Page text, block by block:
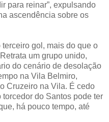
para reinar”, expulsando
ascendência sobre os
gol, mais do que o
um grupo unido,
do cenário de desolação
na Vila Belmiro,
Cruzeiro na Vila. É cedo
do Santos pode ter
há pouco tempo, até